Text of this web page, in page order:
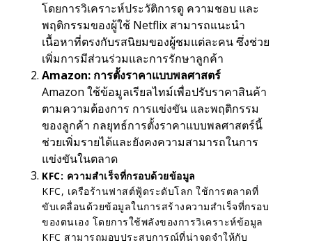
โดยการวิเคราะห์ประวัติการดู ความชอบ และ
พฤติกรรมของผู้ใช้ Netflix สามารถแนะนำ
เนื้อหาที่ตรงกับรสนิยมของผู้ชมแต่ละคน ซึ่งช่วย
เพิ่มการมีส่วนร่วมและการรักษาลูกค้า
Amazon: การตั้งราคาแบบพลศาสตร์
Amazon ใช้ข้อมูลเรียลไทม์เพื่อปรับราคาสินค้า
ตามความต้องการ การแข่งขัน และพฤติกรรม
ของลูกค้า กลยุทธ์การตั้งราคาแบบพลศาสตร์นี้
ช่วยเพิ่มรายได้และยังคงความสามารถในการ
แข่งขันในตลาด
KFC: ความสำเร็จที่กรอบด้วยข้อมูล
KFC, เครือร้านฟาสต์ฟู้ดระดับโลก ใช้การตลาดที่
ขับเคลื่อนด้วยข้อมูลในการสร้างความสำเร็จที่กรอบ
ของตนเอง โดยการใช้พลังของการวิเคราะห์ข้อมูล
KFC สามารถมอบประสบการณ์ที่น่าจดจำให้กับ